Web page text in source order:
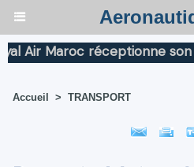
Maroc réceptionne son
Accueil > TRANSPORT